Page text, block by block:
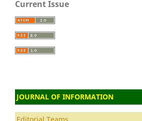
Current Issue
JOURNAL OF INFORMATION